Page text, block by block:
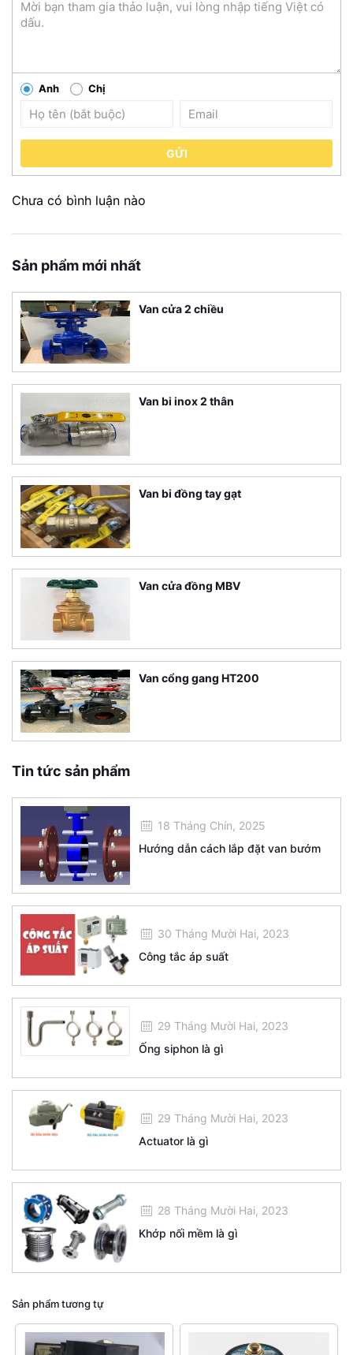
Anh Chị
GỬI
Chưa có bình luận nào
Sản phẩm mới nhất
Van cửa 2 chiều
Van bi inox 2 thân
Van bi đồng tay gạt
Van cửa đồng MBV
Van cổng gang HT200
Tin tức sản phẩm
18 Tháng Chín, 2025
Hướng dẫn cách lắp đặt van bướm
30 Tháng Mười Hai, 2023
Công tắc áp suất
29 Tháng Mười Hai, 2023
Ống siphon là gì
29 Tháng Mười Hai, 2023
Actuator là gì
28 Tháng Mười Hai, 2023
Khớp nối mềm là gì
Sản phẩm tương tự